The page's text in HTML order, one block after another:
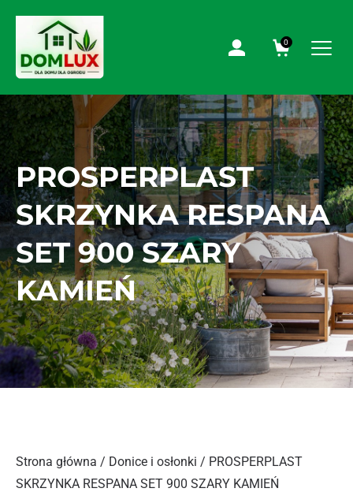
0
PROSPERPLAST
SKRZYNKA RESPANA
SET 900 SZARY
KAMIEŃ
Strona główna / Donice i osłonki / PROSPERPLAST
SKRZYNKA RESPANA SET 900 SZARY KAMIEŃ